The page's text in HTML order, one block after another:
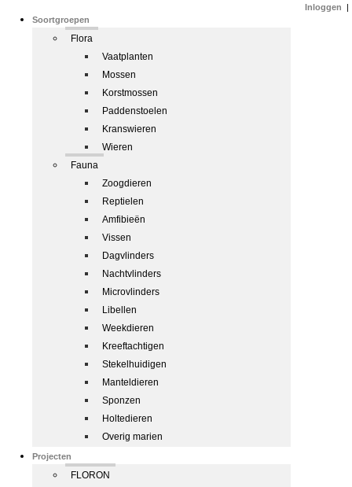
Soortgroepen
Flora
Vaatplanten
Mossen
Korstmossen
Paddenstoelen
Kranswieren
Wieren
Fauna
Zoogdieren
Reptielen
Amfibieën
Vissen
Dagvlinders
Nachtvlinders
Microvlinders
Libellen
Weekdieren
Kreeftachtigen
Stekelhuidigen
Manteldieren
Sponzen
Holtedieren
Overig marien
Projecten
FLORON
Inloggen |